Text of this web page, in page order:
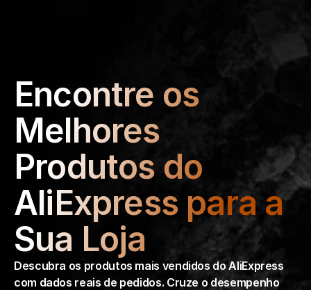
Encontre os
Melhores
Produtos do
AliExpress para a
Sua Loja
Descubra os produtos mais vendidos do AliExpress
com dados reais de pedidos. Cruze o desempenho